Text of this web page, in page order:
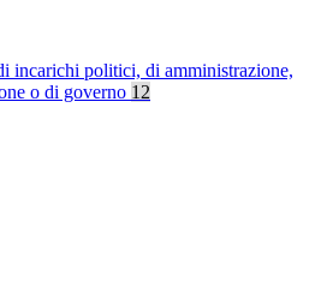
incarichi politici, di amministrazione,
o di governo 12